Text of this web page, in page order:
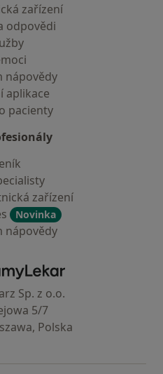
zařízení
odpovědi
nápovědy
aplikace
pacienty
zařízení
Novinka
nápovědy
ZnamyLekar - Hlavní stránka
Sp. z o.o.
5/7
Polska